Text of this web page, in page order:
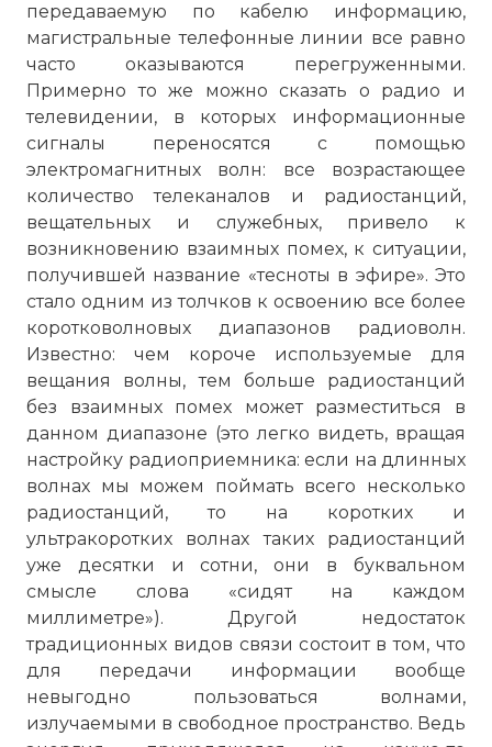
передаваемую по кабелю информацию,
магистральные телефонные линии все равно
часто оказываются перегруженными.
Примерно то же можно сказать о радио и
телевидении, в которых информационные
сигналы переносятся с помощью
электромагнитных волн: все возрастающее
количество телеканалов и радиостанций,
вещательных и служебных, привело к
возникновению взаимных помех, к ситуации,
получившей название «тесноты в эфире». Это
стало одним из толчков к освоению все более
коротковолновых диапазонов радиоволн.
Известно: чем короче используемые для
вещания волны, тем больше радиостанций
без взаимных помех может разместиться в
данном диапазоне (это легко видеть, вращая
настройку радиоприемника: если на длинных
волнах мы можем поймать всего несколько
радиостанций, то на коротких и
ультракоротких волнах таких радиостанций
уже десятки и сотни, они в буквальном
смысле слова «сидят на каждом
миллиметре»). Другой недостаток
традиционных видов связи состоит в том, что
для передачи информации вообще
невыгодно пользоваться волнами,
излучаемыми в свободное пространство. Ведь